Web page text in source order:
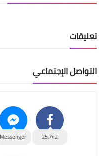
تعليقات
التواصل الإجتماعي
25,742
Messenger